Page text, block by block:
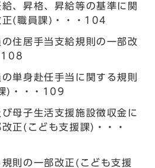
、昇格、昇給等の基準に関
正(職員課)・・・104
住居手当支給規則の一部改
108
単身赴任手当に関する規則
)・・・109
母子生活支援施設徴収金に
正(こども支援課)・・・
則の一部改正(こども支援